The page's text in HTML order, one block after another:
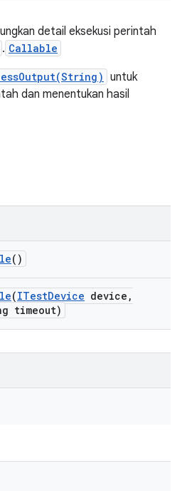
detail eksekusi perintah
. Callable
untuk
dan menentukan hasil
()
(ITestDevice device ,
timeout)